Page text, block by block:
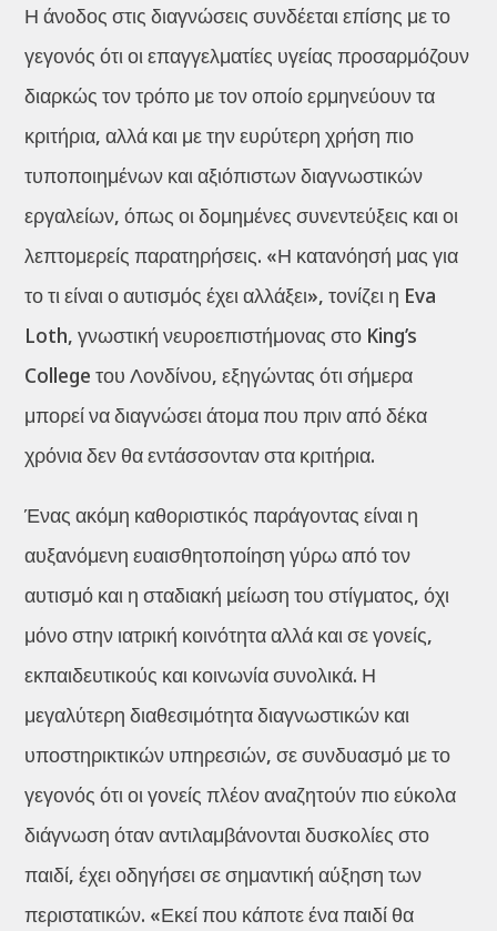
Η άνοδος στις διαγνώσεις συνδέεται επίσης με το
γεγονός ότι οι επαγγελματίες υγείας προσαρμόζουν
διαρκώς τον τρόπο με τον οποίο ερμηνεύουν τα
κριτήρια, αλλά και με την ευρύτερη χρήση πιο
τυποποιημένων και αξιόπιστων διαγνωστικών
εργαλείων, όπως οι δομημένες συνεντεύξεις και οι
λεπτομερείς παρατηρήσεις. «Η κατανόησή μας για
το τι είναι ο αυτισμός έχει αλλάξει», τονίζει η Eva
Loth, γνωστική νευροεπιστήμονας στο King’s
College του Λονδίνου, εξηγώντας ότι σήμερα
μπορεί να διαγνώσει άτομα που πριν από δέκα
χρόνια δεν θα εντάσσονταν στα κριτήρια.
Ένας ακόμη καθοριστικός παράγοντας είναι η
αυξανόμενη ευαισθητοποίηση γύρω από τον
αυτισμό και η σταδιακή μείωση του στίγματος, όχι
μόνο στην ιατρική κοινότητα αλλά και σε γονείς,
εκπαιδευτικούς και κοινωνία συνολικά. Η
μεγαλύτερη διαθεσιμότητα διαγνωστικών και
υποστηρικτικών υπηρεσιών, σε συνδυασμό με το
γεγονός ότι οι γονείς πλέον αναζητούν πιο εύκολα
διάγνωση όταν αντιλαμβάνονται δυσκολίες στο
παιδί, έχει οδηγήσει σε σημαντική αύξηση των
περιστατικών. «Εκεί που κάποτε ένα παιδί θα